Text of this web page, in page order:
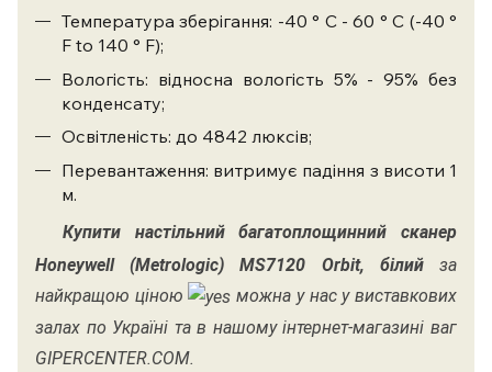
Температура зберігання: -40 ° C - 60 ° C (-40 °
F to 140 ° F);
Вологість: відносна вологість 5% - 95% без
конденсату;
Освітленість: до 4842 люксів;
Перевантаження: витримує падіння з висоти 1
м.
Купити настільний багатоплощинний сканер
Honeywell (Metrologic) MS7120 Orbit, білий за
найкращою ціною
можна у нас у виставкових
залах по Україні та в нашому інтернет-магазині ваг
GIPERCENTER.COM.